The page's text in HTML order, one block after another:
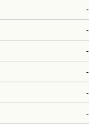
-
-
-
-
-
-